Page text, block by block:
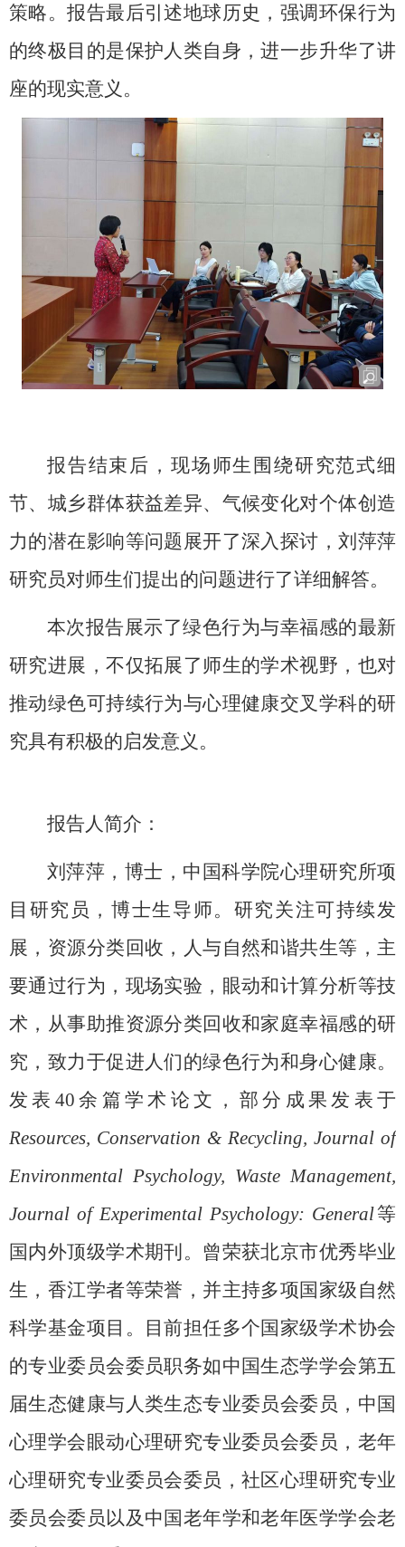
策略。报告最后引述地球历史，强调环保行为
的终极目的是保护人类自身，进一步升华了讲
座的现实意义。
报告结束后，现场师生围绕研究范式细
节、城乡群体获益差异、气候变化对个体创造
力的潜在影响等问题展开了深入探讨，刘萍萍
研究员对师生们提出的问题进行了详细解答。
本次报告展示了绿色行为与幸福感的最新
研究进展，不仅拓展了师生的学术视野，也对
推动绿色可持续行为与心理健康交叉学科的研
究具有积极的启发意义。
报告人简介：
刘萍萍，博士，中国科学院心理研究所项
目研究员，博士生导师。研究关注可持续发
展，资源分类回收，人与自然和谐共生等，主
要通过行为，现场实验，眼动和计算分析等技
术，从事助推资源分类回收和家庭幸福感的研
究，致力于促进人们的绿色行为和身心健康。
发表40余篇学术论文，部分成果发表于
Resources, Conservation & Recycling, Journal of
Environmental Psychology, Waste Management,
Journal of Experimental Psychology: General等
国内外顶级学术期刊。曾荣获北京市优秀毕业
生，香江学者等荣誉，并主持多项国家级自然
科学基金项目。目前担任多个国家级学术协会
的专业委员会委员职务如中国生态学学会第五
届生态健康与人类生态专业委员会委员，中国
心理学会眼动心理研究专业委员会委员，老年
心理研究专业委员会委员，社区心理研究专业
委员会委员以及中国老年学和老年医学学会老